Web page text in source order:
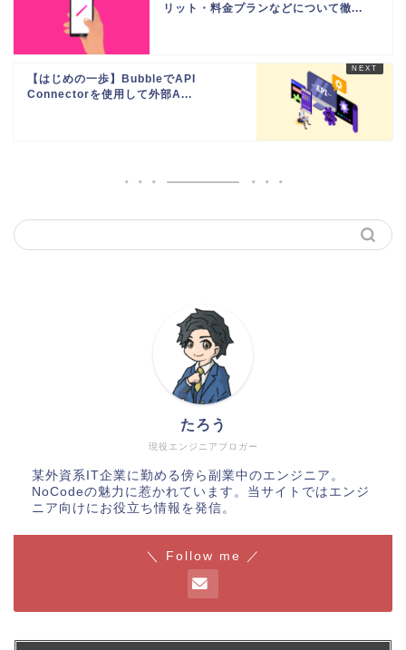
リット・料金プランなどについて徹...
【はじめの一歩】BubbleでAPI
Connectorを使用して外部A...
現役エンジニアブロガー
たろう
某外資系IT企業に勤める傍ら副業中のエンジニア。
NoCodeの魅力に惹かれています。当サイトではエンジ
ニア向けにお役立ち情報を発信。
＼ Follow me ／